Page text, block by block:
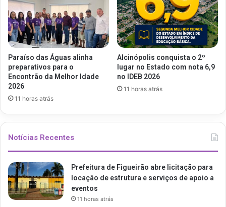
Paraíso das Águas alinha
preparativos para o
Encontrão da Melhor Idade
2026
11 horas atrás
Alcinópolis conquista o 2º
lugar no Estado com nota 6,9
no IDEB 2026
11 horas atrás
Notícias Recentes
Prefeitura de Figueirão abre licitação para
locação de estrutura e serviços de apoio a
eventos
11 horas atrás